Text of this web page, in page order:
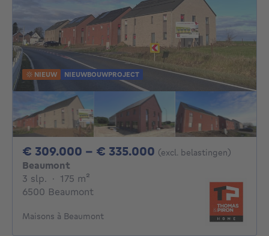
NIEUW NIEUWBOUWPROJECT
€ 309.000 - € 335.000 Van 309000€ Tot
(excl. belastingen)
Beaumont
3 slp. 3 slaapkamers
· 175 m²
6500 Beaumont
Maisons à Beaumont